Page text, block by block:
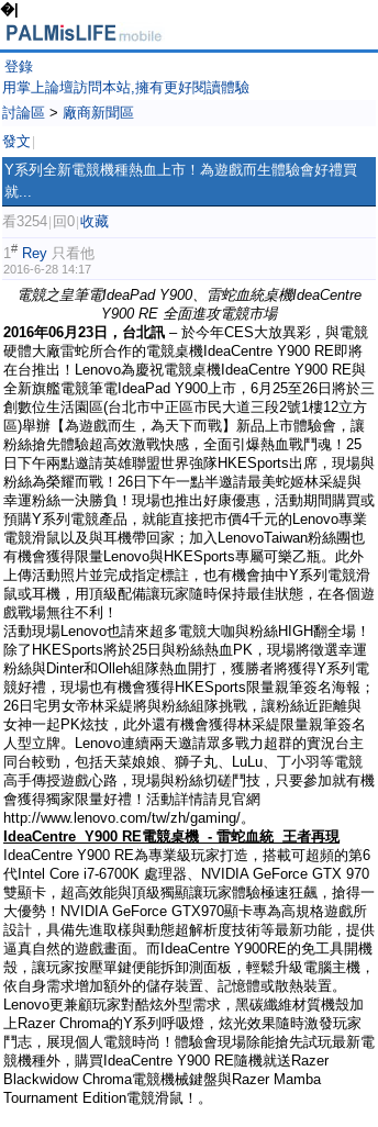
�|
登錄
用掌上論壇訪問本站,擁有更好閱讀體驗
討論區 > 廠商新聞區
發文
Y系列全新電競機種熱血上市！為遊戲而生體驗會好禮買
就...
看3254 回0 收藏
1# Rey 只看他
2016-6-28 14:17
電競之皇筆電IdeaPad Y900、雷蛇血統桌機IdeaCentre
Y900 RE 全面進攻電競市場
2016年06月 23 日，台北訊 – 於今年CES大放異彩，與電競
硬體大廠雷蛇所合作的電競桌機IdeaCentre Y900 RE即將
在台推出！Lenovo為慶祝電競桌機IdeaCentre Y900 RE與
全新旗艦電競筆電IdeaPad Y900上市，6月25至26日將於三
創數位生活園區(台北市中正區市民大道三段2號1樓12立方
區)舉辦【為遊戲而生，為天下而戰】新品上市體驗會，讓
粉絲搶先體驗超高效激戰快感，全面引爆熱血戰鬥魂！25
日下午兩點邀請英雄聯盟世界強隊HKESports出席，現場與
粉絲為榮耀而戰！26日下午一點半邀請最美蛇姬林采緹與
幸運粉絲一決勝負！現場也推出好康優惠，活動期間購買或
預購Y系列電競產品，就能直接把市價4千元的Lenovo專業
電競滑鼠以及與耳機帶回家；加入LenovoTaiwan粉絲團也
有機會獲得限量Lenovo與HKESports專屬可樂乙瓶。此外
上傳活動照片並完成指定標註，也有機會抽中Y系列電競滑
鼠或耳機，用頂級配備讓玩家隨時保持最佳狀態，在各個遊
戲戰場無往不利！
活動現場Lenovo也請來超多電競大咖與粉絲HIGH翻全場！
除了HKESports將於25日與粉絲熱血PK，現場將徵選幸運
粉絲與Dinter和Olleh組隊熱血開打，獲勝者將獲得Y系列電
競好禮，現場也有機會獲得HKESports限量親筆簽名海報；
26日宅男女帝林采緹將與粉絲組隊挑戰，讓粉絲近距離與
女神一起PK炫技，此外還有機會獲得林采緹限量親筆簽名
人型立牌。Lenovo連續兩天邀請眾多戰力超群的實況台主
同台較勁，包括天菜娘娘、獅子丸、LuLu、丁小羽等電競
高手傳授遊戲心路，現場與粉絲切磋鬥技，只要參加就有機
會獲得獨家限量好禮！活動詳情請見官網
http://www.lenovo.com/tw/zh/gaming/。
IdeaCentre Y900 RE電競桌機 - 雷蛇血統 王者再現
IdeaCentre Y900 RE為專業級玩家打造，搭載可超頻的第6
代Intel Core i7-6700K 處理器、NVIDIA GeForce GTX 970
雙顯卡，超高效能與頂級獨顯讓玩家體驗極速狂飆，搶得一
大優勢！NVIDIA GeForce GTX970顯卡專為高規格遊戲所
設計，具備先進取樣與動態超解析度技術等最新功能，提供
逼真自然的遊戲畫面。而IdeaCentre Y900RE的免工具開機
殼，讓玩家按壓單鍵便能拆卸測面板，輕鬆升級電腦主機，
依自身需求增加額外的儲存裝置、記憶體或散熱裝置。
Lenovo更兼顧玩家對酷炫外型需求，黑碳纖維材質機殼加
上Razer Chroma的Y系列呼吸燈，炫光效果隨時激發玩家
鬥志，展現個人電競時尚！體驗會現場除能搶先試玩最新電
競機種外，購買IdeaCentre Y900 RE隨機就送Razer
Blackwidow Chroma電競機械鍵盤與Razer Mamba
Tournament Edition電競滑鼠！。